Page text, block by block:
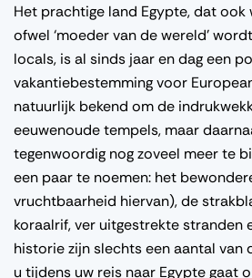
Het prachtige land Egypte, dat ook
ofwel ‘moeder van de wereld’
locals, is al sinds jaar en dag een
vakantiebestemming voor
natuurlijk bekend om de
eeuwenoude tempels, maar
tegenwoordig nog zoveel meer te
een paar te noemen: het
vruchtbaarheid hiervan), de
koraalrif, ver uitgestrekte stranden
historie zijn slechts een aantal van
u tijdens uw reis naar Egypte gaat